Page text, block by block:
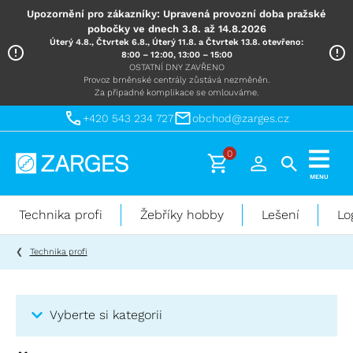
Upozornění pro zákazníky: Upravená provozní doba pražské
pobočky ve dnech 3.8. až 14.8.2026
Úterý 4.8., Čtvrtek 6.8., Úterý 11.8. a Čtvrtek 13.8. otevřeno:
8:00 – 12:00, 13:00 – 15:00
OSTATNÍ DNY ZAVŘENO
Provoz brněnské centrály zůstává nezměněn.
Za případné komplikace se omlouváme.
+420 543 234 727 obchod@zarges.cz
Technika
práci
výškách
0
MENU
Technika profi Žebříky hobby Lešení
Technika profi
Vyberte si kategorii